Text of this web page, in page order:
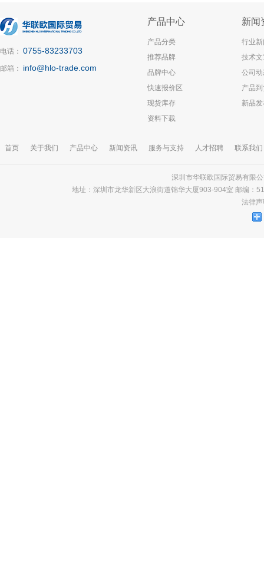
电话： 0755-83233703
邮箱： info@hlo-trade.com
产品中心
产品分类
推荐品牌
品牌中心
快速报价区
现货库存
资料下载
新闻
行业
技术
公司
产品
新品
首页 关于我们 产品中心 新闻资讯 服务与支持 人才招聘 联系我们
深圳市华联欧国际贸易有限
地址：深圳市龙华新区大浪街道锦华大厦903-904室 邮编
法律